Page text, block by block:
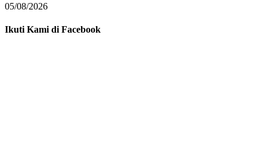
05/08/2026
Ikuti Kami di Facebook